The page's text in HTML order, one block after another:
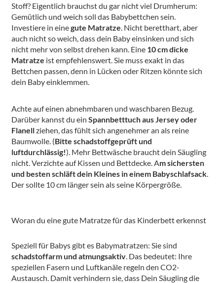
Stoff? Eigentlich brauchst du gar nicht viel Drumherum:
Gemütlich und weich soll das Babybettchen sein.
Investiere in einegute Matratze. Nicht beretthart, aber
auch nicht so weich, dass dein Baby einsinken und sich
nicht mehr von selbst drehen kann. Eine 10 cm dicke
Matratze ist empfehlenswert. Sie muss exakt in das
Bettchen passen, denn in Lücken oder Ritzen könnte sich
dein Baby einklemmen.
Achte auf einen abnehmbaren und waschbaren Bezug.
Darüber kannst du ein Spannbetttuch aus Jersey oder
Flanellziehen, das fühlt sich angenehmer an als reine
Baumwolle. (Bitte schadstoffgeprüft und
luftdurchlässig!). Mehr Bettwäsche braucht dein Säugling
nicht. Verzichte auf Kissen und Bettdecke. Am sichersten
und besten schläft dein Kleines in einem Babyschlafsack.
Der sollte 10 cm länger sein als seine Körpergröße.
Woran du eine gute Matratze für das Kinderbett erkennst
Speziell für Babys gibt es Babymatratzen: Sie sind
schadstoffarm und atmungsaktiv. Das bedeutet: Ihre
speziellen Fasern und Luftkanäle regeln den CO2-
Austausch. Damit verhindern sie, dass Dein Säugling die